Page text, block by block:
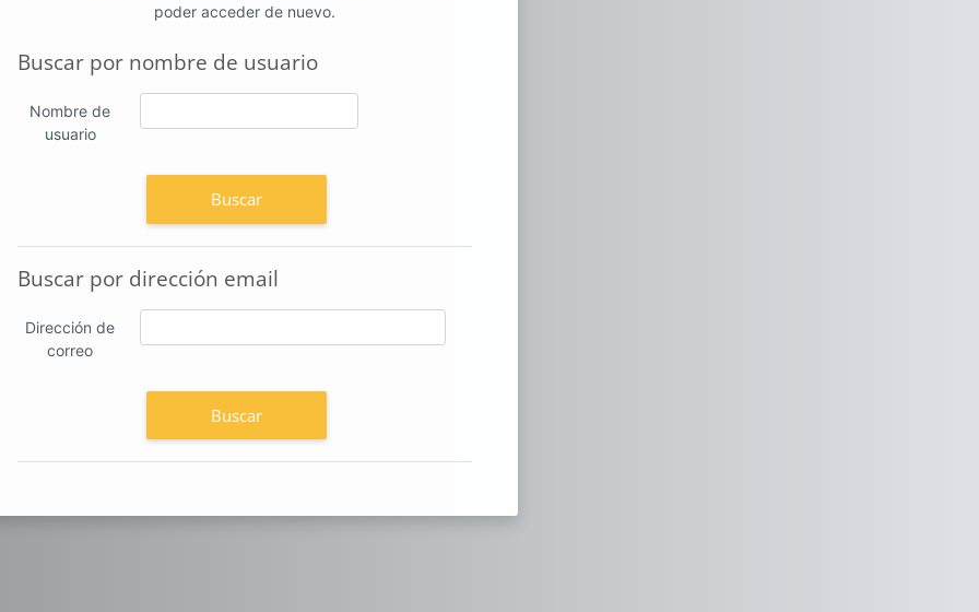
poder acceder de nuevo.
Buscar por nombre de usuario
Buscar por nombre de usuario
Nombre de
usuario
Buscar por dirección email
Buscar por dirección email
Dirección de
correo